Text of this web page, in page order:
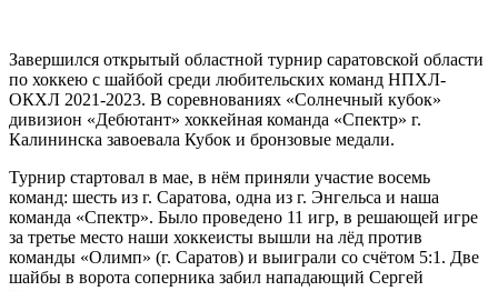
Завершился открытый областной турнир саратовской области
по хоккею с шайбой среди любительских команд НПХЛ-
ОКХЛ 2021-2023. В соревнованиях «Солнечный кубок»
дивизион «Дебютант» хоккейная команда «Спектр» г.
Калининска завоевала Кубок и бронзовые медали.
Турнир стартовал в мае, в нём приняли участие восемь
команд: шесть из г. Саратова, одна из г. Энгельса и наша
команда «Спектр». Было проведено 11 игр, в решающей игре
за третье место наши хоккеисты вышли на лёд против
команды «Олимп» (г. Саратов) и выиграли со счётом 5:1. Две
шайбы в ворота соперника забил нападающий Сергей